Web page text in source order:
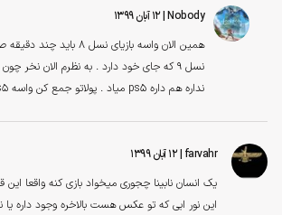
Nobody | ۱۲ آبان ۱۳۹۹
همین الان واسه بازیای نسل
نسل 9 که جای خود دارد . به نظرم الان نخر
نداره هم داره ps5 میاد . پولاتو جمع کن واسه ps5.
farvahr | ۱۲ آبان ۱۳۹۹
یک انسان نابینا چجوری میخواد بازی کنه واقعا
این نور ابی که تو عکس هست بالاخره وجود داره